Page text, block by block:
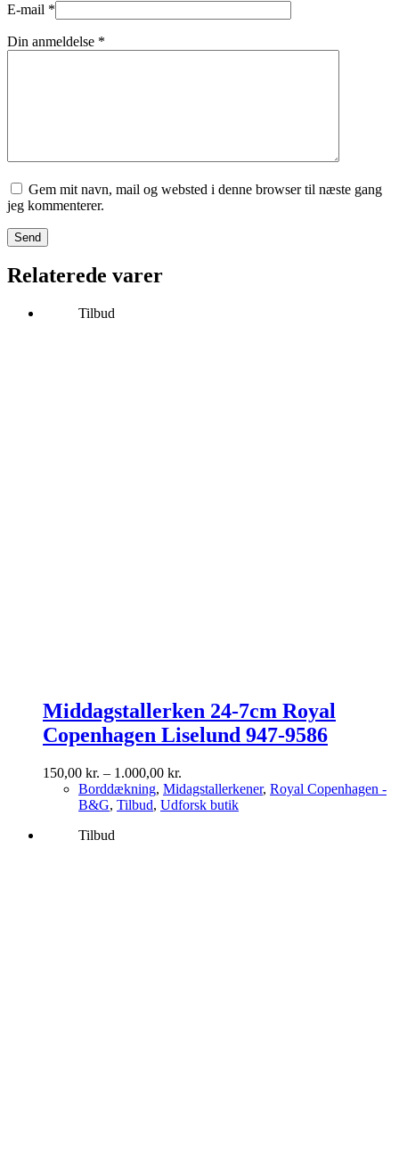
E-mail *
Din anmeldelse *
Gem mit navn, mail og websted i denne browser til næste gang
jeg kommenterer.
Send
Relaterede varer
Tilbud
Middagstallerken 24-7cm Royal
Copenhagen Liselund 947-9586
150,00 kr. – 1.000,00 kr.
150,00 kr.
til
Borddækning, Midagstallerkener, Royal Copenhagen -
B&G, Tilbud, Udforsk butik
Tilbud